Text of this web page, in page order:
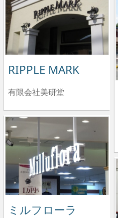
RIPPLE MARK
有限会社美研堂
ミルフローラ